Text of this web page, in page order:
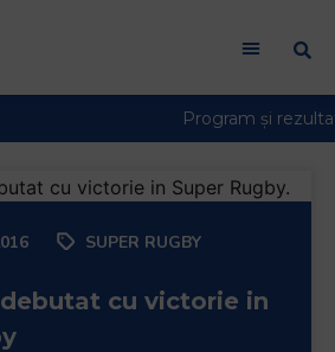
SUPER RUGBY
cu victorie in